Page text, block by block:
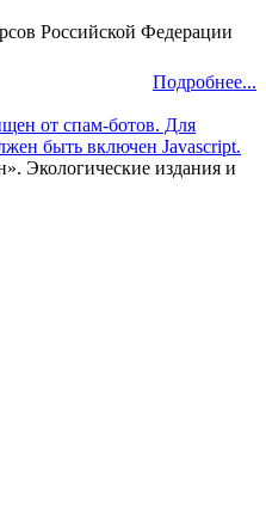
Российской Федерации
Подробнее...
от спам-ботов. Для
быть включен Javascript.
Экологические издания и